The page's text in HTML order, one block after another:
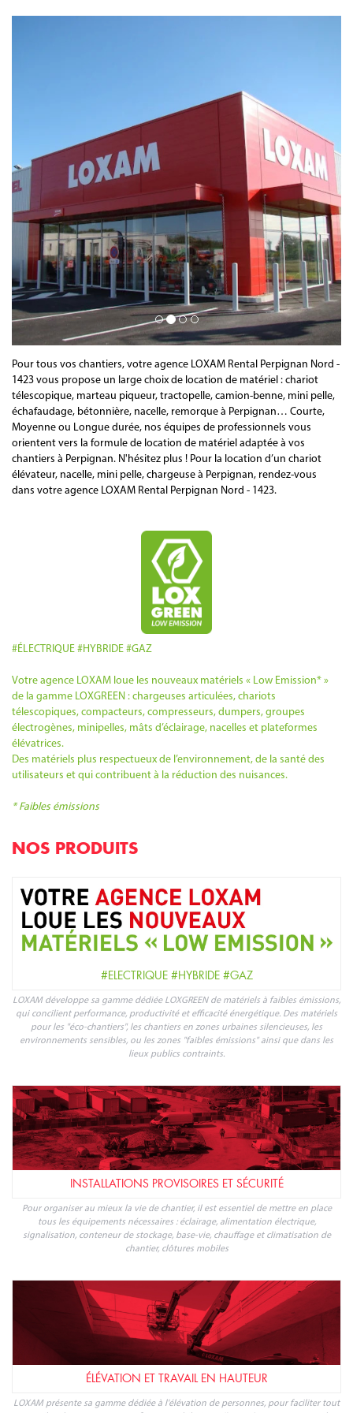
Pour tous vos chantiers, votre agence LOXAM Rental Perpignan Nord -
1423 vous propose un large choix de location de matériel : chariot
télescopique, marteau piqueur, tractopelle, camion-benne, mini pelle,
échafaudage, bétonnière, nacelle, remorque à Perpignan… Courte,
Moyenne ou Longue durée, nos équipes de professionnels vous
orientent vers la formule de location de matériel adaptée à vos
chantiers à Perpignan. N'hésitez plus ! Pour la location d’un chariot
élévateur, nacelle, mini pelle, chargeuse à Perpignan, rendez-vous
dans votre agence LOXAM Rental Perpignan Nord - 1423.
#ÉLECTRIQUE #HYBRIDE #GAZ
Votre agence LOXAM loue les nouveaux matériels « Low Emission* »
de la gamme LOXGREEN : chargeuses articulées, chariots
télescopiques, compacteurs, compresseurs, dumpers, groupes
électrogènes, minipelles, mâts d’éclairage, nacelles et plateformes
élévatrices.
Des matériels plus respectueux de l’environnement, de la santé des
utilisateurs et qui contribuent à la réduction des nuisances.
* Faibles émissions
NOS PRODUITS
#ELECTRIQUE #HYBRIDE #GAZ
LOXAM développe sa gamme dédiée LOXGREEN de matériels à faibles émissions,
qui concilient performance, productivité et efficacité énergétique. Des matériels
pour les "éco-chantiers", les chantiers en zones urbaines silencieuses, les
environnements sensibles, ou les zones "faibles émissions" ainsi que dans les
lieux publics contraints.
INSTALLATIONS PROVISOIRES ET SÉCURITÉ
Pour organiser au mieux la vie de chantier, il est essentiel de mettre en place
tous les équipements nécessaires : éclairage, alimentation électrique,
signalisation, conteneur de stockage, base-vie, chauffage et climatisation de
chantier, clôtures mobiles
ÉLÉVATION ET TRAVAIL EN HAUTEUR
LOXAM présente sa gamme dédiée à l'élévation de personnes, pour faciliter tout